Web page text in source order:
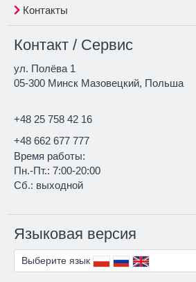
Контакты
Контакт / Сервис
ул. Полёва 1
05-300 Минск Мазовецкий, Польша
+48 25 758 42 16
+48 662 677 777
Время работы:
Пн.-Пт.: 7:00-20:00
Сб.: выходной
Языковая версия
Выберите язык